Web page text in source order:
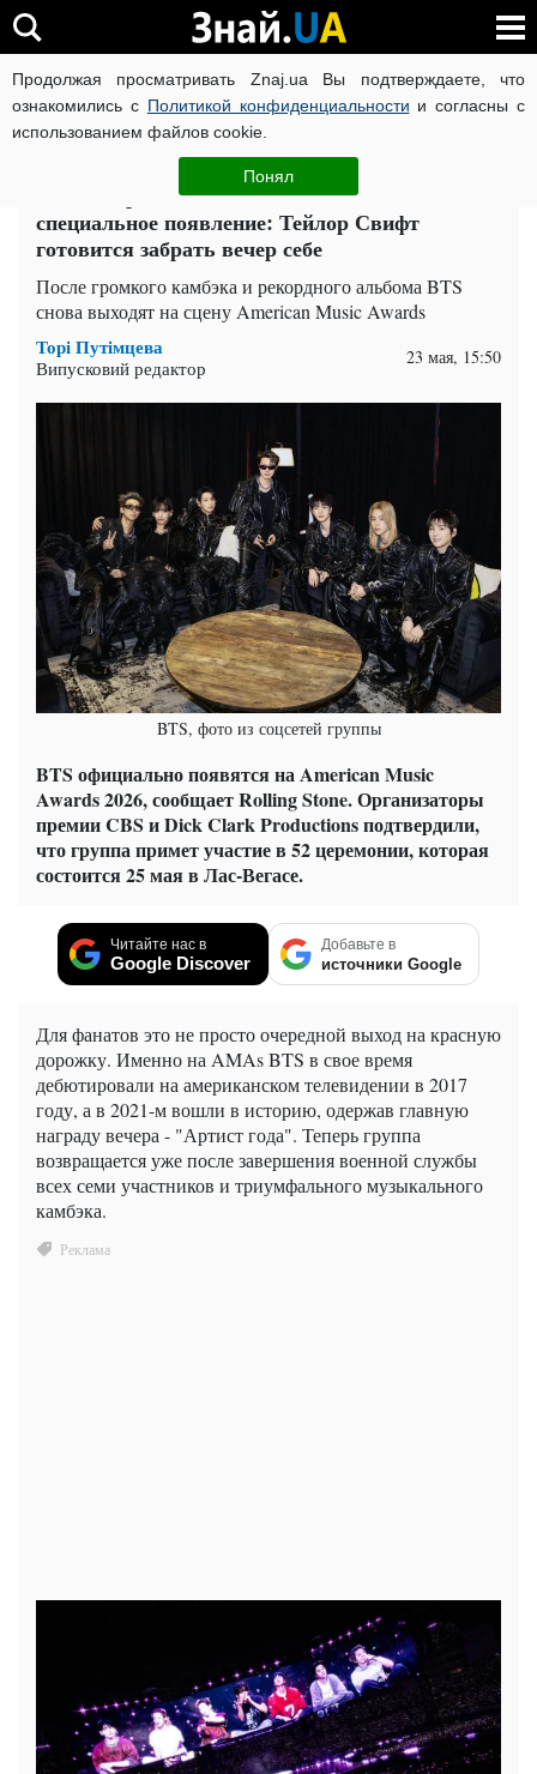
Продолжая просматривать Znaj.ua Вы подтверждаете, что
ознакомились с Политикой конфиденциальности и согласны с
использованием файлов cookie.
Понял
ВОЙНА РОССИИ ПРОТИВ УКРАИНЫ КОРОНАВИРУС В
Шоу-бизнес ЧИТАТИ УКРАЇНСЬКОЮ
BTS возвращаются на AMA и готовят
специальное появление: Тейлор Свифт
готовится забрать вечер себе
После громкого камбэка и рекордного альбома BTS
снова выходят на сцену American Music Awards
Торі Путімцева
Випусковий редактор 23 мая, 15:50
BTS, фото из соцсетей группы
BTS официально появятся на American Music
Awards 2026, сообщает Rolling Stone. Организаторы
премии CBS и Dick Clark Productions подтвердили,
что группа примет участие в 52 церемонии, которая
состоится 25 мая в Лас-Вегасе.
Читайте нас в
Google Discover
Добавьте в
источники Google
Для фанатов это не просто очередной выход на красную
дорожку. Именно на AMAs BTS в свое время
дебютировали на американском телевидении в 2017
году, а в 2021-м вошли в историю, одержав главную
награду вечера - "Артист года". Теперь группа
возвращается уже после завершения военной службы
всех семи участников и триумфального музыкального
камбэка.